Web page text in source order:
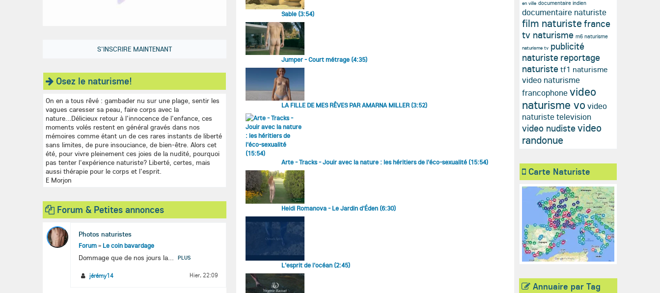
S'INSCRIRE MAINTENANT
Osez le naturisme!
On en a tous rêvé : gambader nu sur une plage, sentir les
vagues caresser sa peau, faire corps avec la
nature...Délicieux retour à l'innocence de l'enfance, ces
moments volés restent en général gravés dans nos
mémoires comme étant un de ces rares instants de liberté
sans limites, de pure insouciance, de bien-être. Alors cet
été, pour vivre pleinement ces joies de la nudité, pourquoi
pas tenter l'expérience naturiste? Liberté, certes, mais
aussi thérapie pour le corps et l'esprit.
E Morjon
Forum & Petites annonces
Photos naturistes
Forum» Le coin bavardage
Dommage que de nos jours la... PLUS
jérémy14 Hier, 22:09
Sable (3:54)
Jumper - Court métrage (4:35)
LA FILLE DE MES RÊVES PAR AMARNA MILLER (3:52)
Arte - Tracks - Jouir avec la nature : les héritiers de l'éco-sexualité (15:54)
Heidi Romanova - Le Jardin d'Éden (6:30)
L'esprit de l'océan (2:45)
en ville documentaire indien
documentaire naturiste
film naturistefrance
tv naturisme m6 naturisme
naturisme tv publicité
naturiste reportage
naturiste tf1 naturisme
video naturisme
francophone video
naturisme vo video
naturiste television
video nudistevideo
randonue
Carte Naturiste
Annuaire par Tag